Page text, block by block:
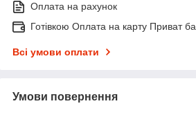
Оплата на рахунок
Готівкою Оплата на карту Приват
Всі умови оплати
Умови повернення